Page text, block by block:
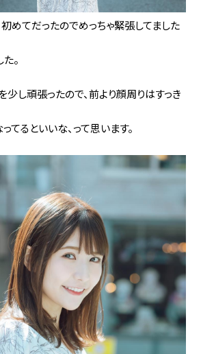
めてだったのでめっちゃ緊張してました
。
少し頑張ったので、前より顔周りはすっき
てるといいな、って思います。